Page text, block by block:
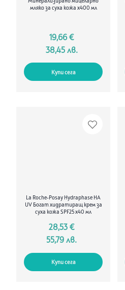
Минерализирано мицеларно
мляко за суха кожа х400 мл
19,66 €
38,45 лв.
Купи сега
La Roche-Posay Hydraphase HA
UV Богат хидратиращ крем за
суха кожа SPF25 х40 мл
28,53 €
55,79 лв.
Купи сега